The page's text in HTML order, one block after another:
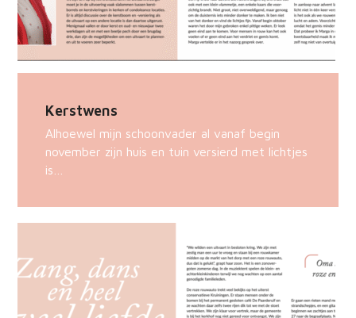
Kerstwens
Alhoewel mijn schoonvader al vanaf begin
november zijn huis en tuin versierd met lichtjes
is…